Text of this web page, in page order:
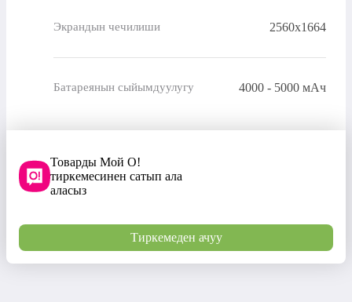
Экрандын чечилиши 2560x1664
Батареянын сыйымдуулугу 4000 - 5000 мАч
Товарды Мой О!
тиркемесинен сатып ала
аласыз
Тиркемеден ачуу